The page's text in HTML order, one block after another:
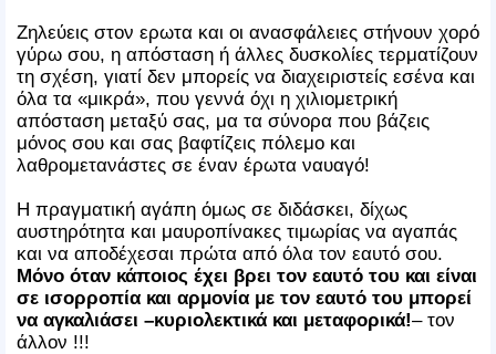
Ζηλεύεις στον ερωτα και οι ανασφάλειες στήνουν χορό
γύρω σου, η απόσταση ή άλλες δυσκολίες τερματίζουν
τη σχέση, γιατί δεν μπορείς να διαχειριστείς εσένα και
όλα τα «μικρά», που γεννά όχι η χιλιομετρική
απόσταση μεταξύ σας, μα τα σύνορα που βάζεις
μόνος σου και σας βαφτίζεις πόλεμο και
λαθρομετανάστες σε έναν έρωτα ναυαγό!
Η πραγματική αγάπη όμως σε διδάσκει, δίχως
αυστηρότητα και μαυροπίνακες τιμωρίας να αγαπάς
και να αποδέχεσαι πρώτα από όλα τον εαυτό σου.
Μόνο όταν κάποιος έχει βρει τον εαυτό του και είναι
σε ισορροπία και αρμονία με τον εαυτό του μπορεί
να αγκαλιάσει –κυριολεκτικά και μεταφορικά!– τον
άλλον !!!